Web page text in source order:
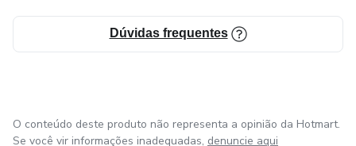
Dúvidas frequentes
O conteúdo deste produto não representa a opinião da Hotmart.
Se você vir informações inadequadas, denuncie aqui